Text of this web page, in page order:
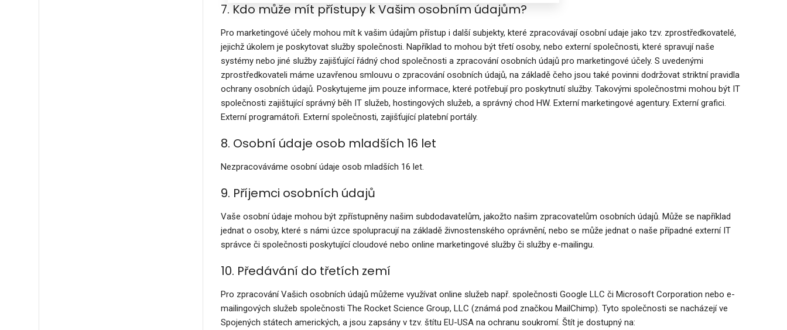
7. Kdo může mít přístupy k Vašim osobním údajům?
Pro marketingové účely mohou mít k vašim údajům přístup i další subjekty, které zpracovávají osobní udaje jako tzv. zprostředkovatelé,
jejichž úkolem je poskytovat služby společnosti. Například to mohou být třetí osoby, nebo externí společnosti, které spravují naše
systémy nebo jiné služby zajišťující řádný chod společnosti a zpracování osobních údajů pro marketingové účely. S uvedenými
zprostředkovateli máme uzavřenou smlouvu o zpracování osobních údajů, na základě čeho jsou také povinni dodržovat striktní pravidla
ochrany osobních údajů. Poskytujeme jim pouze informace, které potřebují pro poskytnutí služby. Takovými společnostmi mohou být IT
společnosti zajištující správný běh IT služeb, hostingových služeb, a správný chod HW. Externí marketingové agentury. Externí grafici.
Externí programátoři. Externí společnosti, zajišťující platební portály.
8. Osobní údaje osob mladších 16 let
Nezpracováváme osobní údaje osob mladších 16 let.
9. Příjemci osobních údajů
Vaše osobní údaje mohou být zpřístupněny našim subdodavatelům, jakožto našim zpracovatelům osobních údajů. Může se například
jednat o osoby, které s námi úzce spolupracují na základě živnostenského oprávnění, nebo se může jednat o naše případné externí IT
správce či společnosti poskytující cloudové nebo online marketingové služby či služby e-mailingu.
10. Předávání do třetích zemí
Pro zpracování Vašich osobních údajů můžeme využívat online služeb např. společnosti Google LLC či Microsoft Corporation nebo e-
mailingových služeb společnosti The Rocket Science Group, LLC (známá pod značkou MailChimp). Tyto společnosti se nacházejí ve
Spojených státech amerických, a jsou zapsány v tzv. štítu EU-USA na ochranu soukromí. Štít je dostupný na: